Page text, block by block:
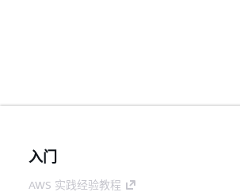
入门
AWS 实践经验教程